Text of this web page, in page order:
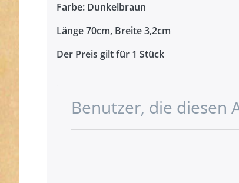
Farbe: Dunkelbraun
Länge 70cm, Breite 3,2cm
Der Preis gilt für 1 Stück
Benutzer, die diesen